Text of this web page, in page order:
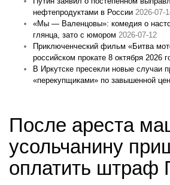
нефтепродуктами в России 2026-07-
«Мы — Валенцовы»: комедия о
глянца, зато с юмором 2026-07-12
Приключенческий фильм «Битва
российском прокате 8 октября 2026
В Иркутске пресекли новые случаи
«перекупщиками» по завышенной
После ареста
усольчанину
оплатить